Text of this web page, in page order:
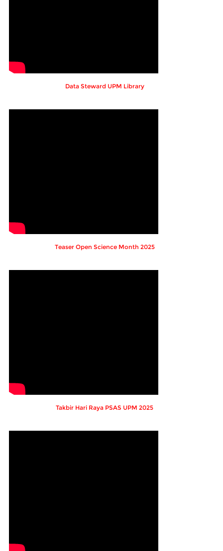
Data Steward UPM Library
Teaser Open Science Month 2025
Takbir Hari Raya PSAS UPM 2025